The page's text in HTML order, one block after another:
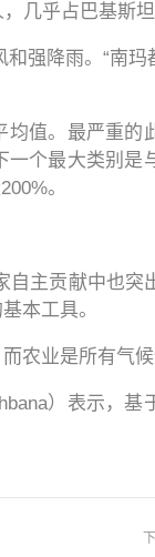
几乎占巴基斯坦
强降雨。“南玛
值。最严重的
个最大类别是
。
主贡献中也突
本工具。
农业是所有气候
）表示，基